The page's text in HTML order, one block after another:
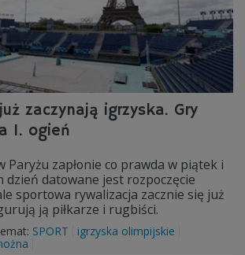
zaczynają igrzyska. Gry
1. ogień
Paryżu zapłonie co prawda w piątek i
dzień datowane jest rozpoczęcie
sportowa rywalizacja zacznie się już
ją piłkarze i rugbiści.
SPORT
igrzyska olimpijskie